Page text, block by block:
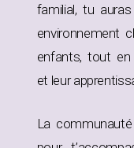
familial, tu
environnement
enfants, tout en
et leur
La